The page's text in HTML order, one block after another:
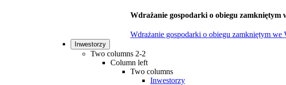
Wdrażanie gospodarki o obiegu zamkniętym
Wdrażanie gospodarki o obiegu zamkniętym
Inwestorzy
Two columns 2-2
Column left
Two columns
Inwestorzy